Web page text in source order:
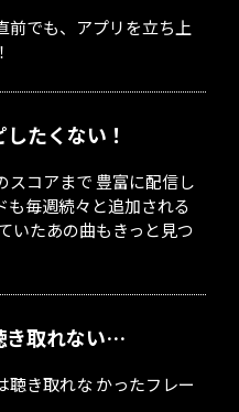
前でも、アプリを立ち上
たくない！
スコアまで 豊富に配信し
も毎週続々と追加される
いたあの曲もきっと見つ
き取れない…
聴き取れな かったフレー